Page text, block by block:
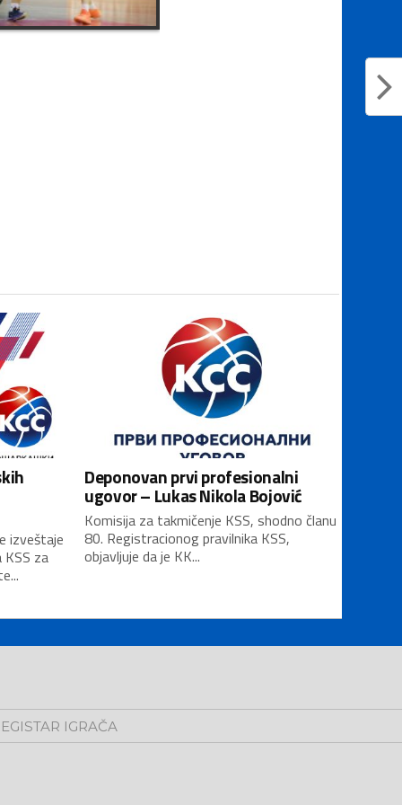
izveštaje
za
Deponovan prvi profesionalni
ugovor – Lukas Nikola Bojović
Komisija za takmičenje KSS, shodno članu
80. Registracionog pravilnika KSS,
objavljuje da je KK...
IGRAČA